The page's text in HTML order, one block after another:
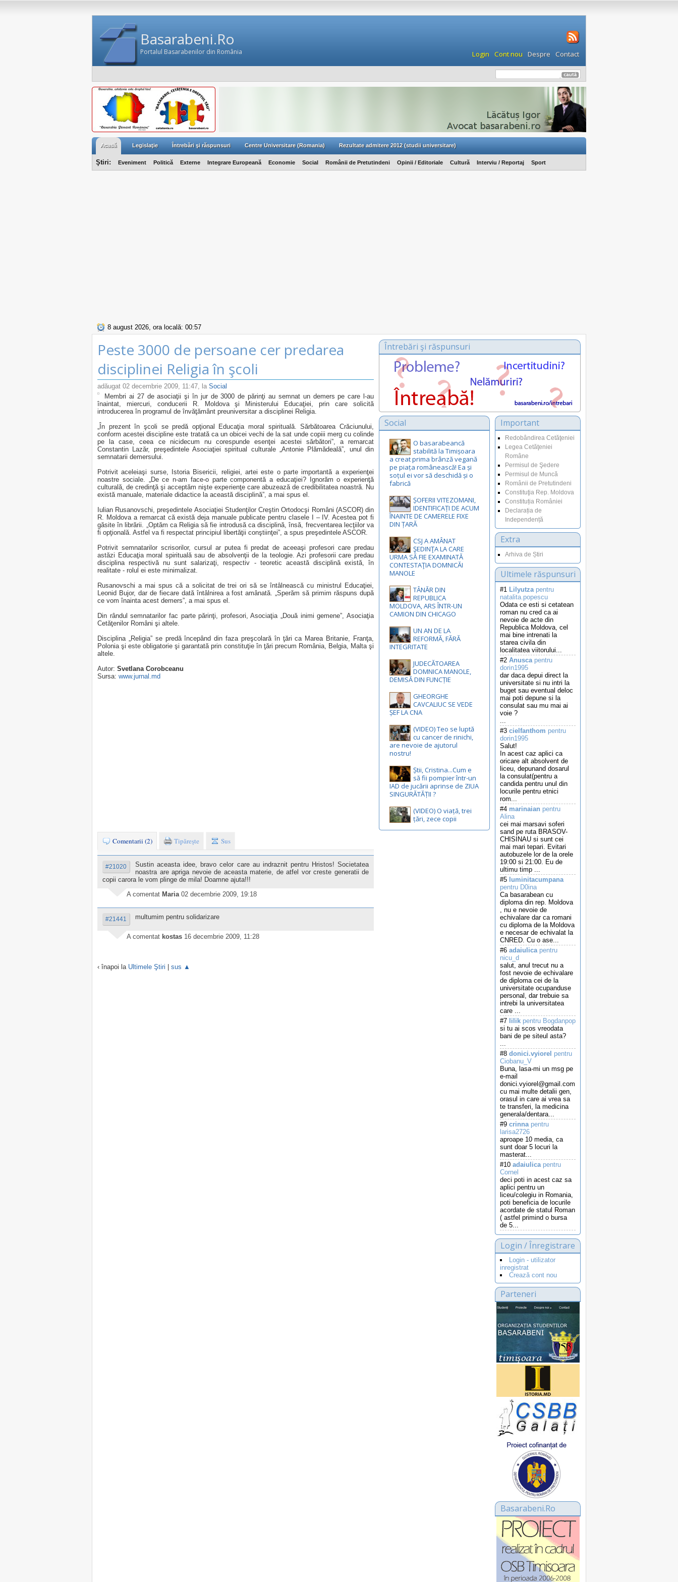
Basarabeni.Ro
Portalul Basarabenilor din România Login Cont nou Despre Contact
Acasă Legislaţie Întrebări şi răspunsuri Centre Universitare (Romania) Rezultate admitere 2012 (studii universitare)
Ştiri: Eveniment Politică Externe Integrare Europeană Economie Social Românii de Pretutindeni Opinii / Editoriale Cultură Interviu / Reportaj Sport
8 august 2026, ora locală: 00:57
Peste 3000 de persoane cer predarea
disciplinei Religia în şcoli
adăugat 02 decembrie 2009, 11:47, la Social
Membri ai 27 de asociaţii şi în jur de 3000 de părinţi au semnat un demers pe care l-au
înaintat, miercuri, conducerii R. Moldova şi Ministerului Educaţiei, prin care solicită
introducerea în programul de învăţământ preuniversitar a disciplinei Religia.
„În prezent în şcoli se predă opţional Educaţia moral spirituală. Sărbătoarea Crăciunului,
conform acestei discipline este tratată ca un obicei vechi de la sat unde copiii merg cu colinde
pe la case, ceea ce nicidecum nu corespunde esenţei acestei sărbători”, a remarcat
Constantin Lazăr, preşedintele Asociaţiei spiritual culturale „Antonie Plămădeală”, unul din
semnatarii demersului.
Potrivit aceleiaşi surse, Istoria Bisericii, religiei, artei este o parte importantă a experienţei
noastre sociale. „De ce n-am face-o parte componentă a educaţiei? Ignorăm o experienţă
culturală, de credinţă şi acceptăm nişte experienţe care abuzează de credibilitatea noastră. Nu
există manuale, materiale didactice la această disciplină”, a mai spus el.
Iulian Rusanovschi, preşedintele Asociaţiei Studenţilor Creştin Ortodocşi Români (ASCOR) din
R. Moldova a remarcat că există deja manuale publicate pentru clasele I – IV. Acestea pot fi
găsite în librării. „Optăm ca Religia să fie introdusă ca disciplină, însă, frecventarea lecţiilor va
fi opţională. Astfel va fi respectat principiul libertăţii conştiinţei”, a spus preşedintele ASCOR.
Potrivit semnatarilor scrisorilor, cursul ar putea fi predat de aceeaşi profesori care predau
astăzi Educaţia moral spirituală sau de absolvenţii de la teologie. Azi profesorii care predau
disciplina respectivă nu sunt salarizaţi, respectiv - teoretic această disciplină există, în
realitate - rolul ei este minimalizat.
Rusanovschi a mai spus că a solicitat de trei ori să se întâlnească cu ministrul Educaţiei,
Leonid Bujor, dar de fiecare dată întâlnirea a fost amânată. „Sperăm să primim răspuns după
ce vom înainta acest demers”, a mai spus el.
Din rândul semnatarilor fac parte părinţi, profesori, Asociaţia „Două inimi gemene”, Asociaţia
Cetăţenilor Români şi altele.
Disciplina „Religia” se predă începând din faza preşcolară în ţări ca Marea Britanie, Franţa,
Polonia şi este obligatorie şi garantată prin constituţie în ţări precum România, Belgia, Malta şi
altele.
Autor: Svetlana Corobceanu
Sursa: www.jurnal.md
Comentarii (2) Tipăreşte Sus
#21020
Sustin aceasta idee, bravo celor care au indraznit pentru Hristos! Societatea
noastra are apriga nevoie de aceasta materie, de atfel vor creste generatii de
copii carora le vom plinge de mila! Doamne ajuta!!!
A comentat Maria 02 decembrie 2009, 19:18
#21441 multumim pentru solidarizare
A comentat kostas 16 decembrie 2009, 11:28
‹ înapoi la Ultimele Ştiri | sus ▲
Întrebări şi răspunsuri
Important
Redobândirea Cetăţeniei
Legea Cetăţeniei
Române
Permisul de Şedere
Permisul de Muncă
Românii de Pretutindeni
Constituţia Rep. Moldova
Constituția României
Declarația de
Independență
Extra
Arhiva de Știri
Ultimele răspunsuri
#1 Lilyutzapentru
natalita.popescu
Odata ce esti si cetatean
roman nu cred ca ai
nevoie de acte din
Republica Moldova, cel
mai bine intrenati la
starea civila din
localitatea viitorului...
#2 Anuscapentru
dorin1995
dar daca depui direct la
universitate si nu intri la
buget sau eventual deloc
mai poti depune si la
consulat sau mu mai ai
voie ?
...
#3 cielfanthom pentru
dorin1995
Salut!
In acest caz aplici ca
oricare alt absolvent de
liceu, depunand dosarul
la consulat(pentru a
candida pentru unul din
locurile pentru etnici
rom...
#4 marinaian pentru
Alina
cei mai marsavi soferi
sand pe ruta BRASOV-
CHISINAU si sunt cei
mai mari tepari. Evitari
autobuzele lor de la orele
19:00 si 21:00. Eu de
ultimu timp ...
#5 luminitacumpana
pentru D0ina
Ca basarabean cu
diploma din rep. Moldova
, nu e nevoie de
echivalare dar ca romani
cu diploma de la Moldova
e necesar de echivalat la
CNRED. Cu o ase...
#6 adaiulicapentru
nicu_d
salut, anul trecut nu a
fost nevoie de echivalare
de diploma cei de la
universitate ocupanduse
personal, dar trebuie sa
intrebi la universitatea
care ...
#7 lilik pentru Bogdanpop
si tu ai scos vreodata
bani de pe siteul asta?
...
#8 donici.vyiorel pentru
Ciobanu_V
Buna, lasa-mi un msg pe
e-mail
donici.vyiorel@gmail.com
cu mai multe detalii gen,
orasul in care ai vrea sa
te transferi, la medicina
generala/dentara...
#9 crinnapentru
larisa2726
aproape 10 media, ca
sunt doar 5 locuri la
masterat...
#10 adaiulicapentru
Cornel
deci poti in acest caz sa
aplici pentru un
liceu/colegiu in Romania,
poti beneficia de locurile
acordate de statul Roman
( astfel primind o bursa
de 5...
Login / Înregistrare
Login - utilizator
inregistrat
Crează cont nou
Parteneri
Basarabeni.Ro
Social
O basarabeancă
stabilită la Timișoara
a creat prima brânză vegană
pe piața românească! Ea și
soțul ei vor să deschidă și o
fabrică
ȘOFERII VITEZOMANI,
IDENTIFICAȚI DE ACUM
ÎNAINTE DE CAMERELE FIXE
DIN ȚARĂ
CSJ A AMÂNAT
ŞEDINŢA LA CARE
URMA SĂ FIE EXAMINATĂ
CONTESTAŢIA DOMNICĂI
MANOLE
TÂNĂR DIN
REPUBLICA
MOLDOVA, ARS ÎNTR-UN
CAMION DIN CHICAGO
UN AN DE LA
REFORMĂ, FĂRĂ
INTEGRITATE
JUDECĂTOAREA
DOMNICA MANOLE,
DEMISĂ DIN FUNCȚIE
GHEORGHE
CAVCALIUC SE VEDE
ȘEF LA CNA
(VIDEO) Teo se luptă
cu cancer de rinichi,
are nevoie de ajutorul
nostru!
Știi, Cristina...Cum e
să fii pompier într-un
IAD de jucării aprinse de ZIUA
SINGURĂTĂȚII ?
(VIDEO) O viață, trei
țări, zece copii